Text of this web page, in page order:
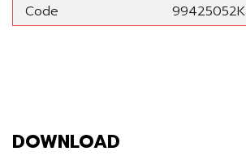
Code
99425052K
DOWNLOAD